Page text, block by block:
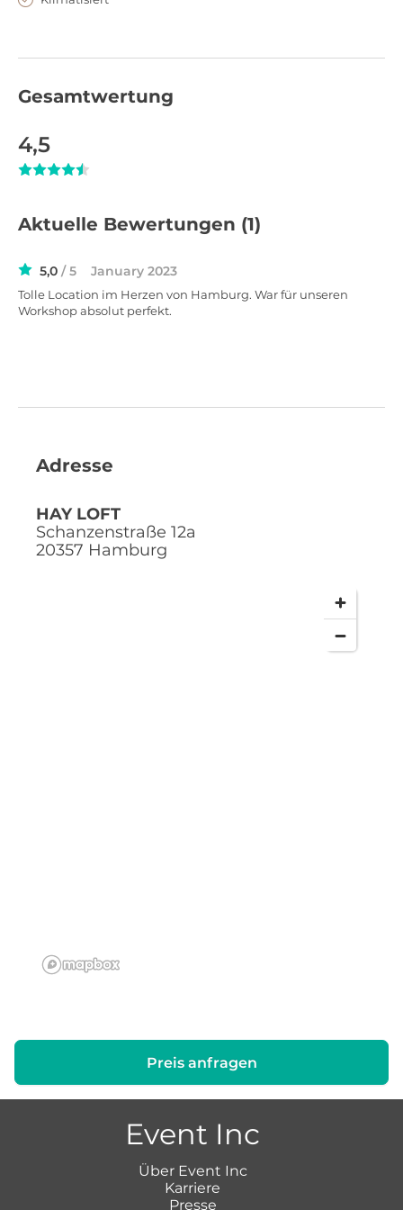
und Lounge eignen sich ideal für Pausen, Empfänge oder
Raum für individuelle Konzepte bieten.
Gesamtwertung
4,5
Aktuelle Bewertungen (1)
5,0 / 5 January 2023
Tolle Location im Herzen von Hamburg. War für unseren
Workshop absolut perfekt.
Adresse
HAY LOFT
Schanzenstraße 12a
20357 Hamburg
Preis anfragen
Event Inc
Über Event Inc
Karriere
Presse